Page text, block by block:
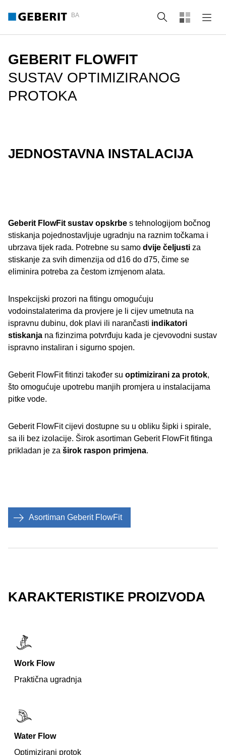
BA Tražilica
GEBERIT FLOWFIT
SUSTAV OPTIMIZIRANOG
PROTOKA
JEDNOSTAVNA INSTALACIJA
Geberit FlowFit sustav opskrbe s tehnologijom bočnog
stiskanja pojednostavljuje ugradnju na raznim točkama i
ubrzava tijek rada. Potrebne su samo dvije čeljusti za
stiskanje za svih dimenzija od d16 do d75, čime se
eliminira potreba za čestom izmjenom alata.
Inspekcijski prozori na fitingu omogućuju
vodoinstalaterima da provjere je li cijev umetnuta na
ispravnu dubinu, dok plavi ili narančasti indikatori
stiskanja na fizinzima potvrđuju kada je cjevovodni sustav
ispravno instaliran i sigurno spojen.
Geberit FlowFit fitinzi također su optimizirani za protok,
što omogućuje upotrebu manjih promjera u instalacijama
pitke vode.
Geberit FlowFit cijevi dostupne su u obliku šipki i spirale,
sa ili bez izolacije. Širok asortiman Geberit FlowFit fitinga
prikladan je za širok raspon primjena.
Asortiman Geberit FlowFit
KARAKTERISTIKE PROIZVODA
Work Flow
Praktična ugradnja
Water Flow
Optimizirani protok